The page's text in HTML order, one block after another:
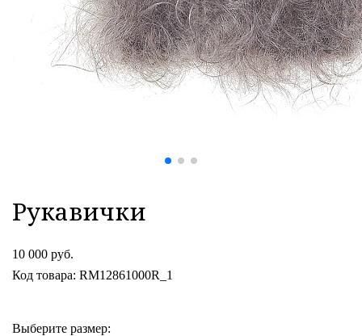
Рукавички
10 000 руб.
Код товара: RM12861000R_1
Выберите размер: